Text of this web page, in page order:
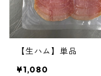
【生ハム】単品
¥1,080